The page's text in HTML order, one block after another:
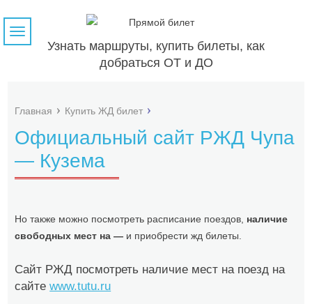
Узнать маршруты, купить билеты, как
добраться ОТ и ДО
Навигация
Главная Купить ЖД билет
Официальный сайт РЖД Чупа
— Кузема
Но также можно посмотреть расписание поездов, наличие
свободных мест на — и приобрести жд билеты.
Сайт РЖД посмотреть наличие мест на поезд на
сайтеwww.tutu.ru